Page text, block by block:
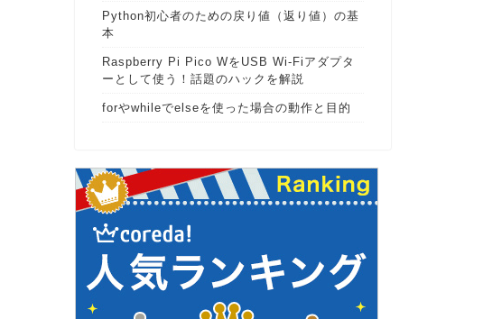
Python初心者のための戻り値（返り値）の基
本
Raspberry Pi Pico WをUSB Wi-Fiアダプタ
ーとして使う！話題のハックを解説
forやwhileでelseを使った場合の動作と目的